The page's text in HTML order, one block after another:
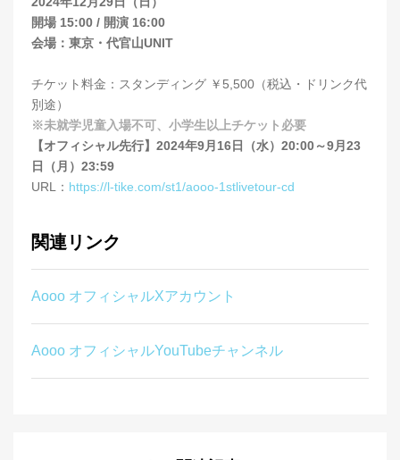
開場 15:00 / 開演 16:00
会場：東京・代官山UNIT
チケット料金：スタンディング ￥5,500（税込・ドリンク代
別途）
※未就学児童入場不可、小学生以上チケット必要
【オフィシャル先行】2024年9月16日（水）20:00～9月23
日（月）23:59
URL： https://l-tike.com/st1/aooo-1stlivetour-cd
関連リンク
Aooo オフィシャルXアカウント
Aooo オフィシャルYouTubeチャンネル